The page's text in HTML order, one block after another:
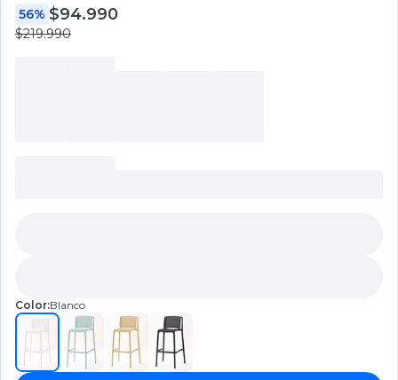
56% $94.990
$219.990
Color:Blanco